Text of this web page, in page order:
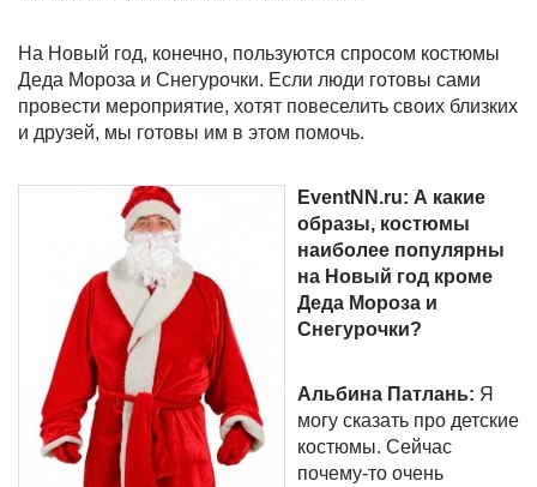
На Новый год, конечно, пользуются спросом костюмы
Деда Мороза и Снегурочки. Если люди готовы сами
провести мероприятие, хотят повеселить своих близких
и друзей, мы готовы им в этом помочь.
EventNN.ru: А какие
образы, костюмы
наиболее популярны
на Новый год кроме
Деда Мороза и
Снегурочки?
Альбина Патлань: Я
могу сказать про детские
костюмы. Сейчас
почему-то очень